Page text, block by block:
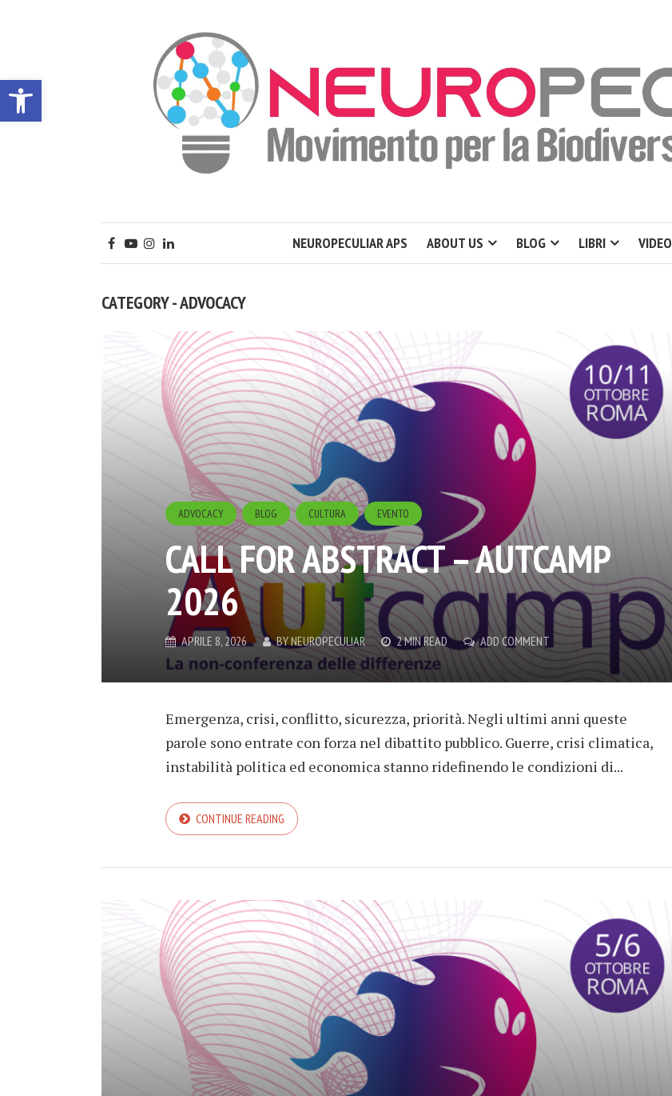
NEUROPECULIAR APS ABOUT US BLOG LIBRI VIDEO
CATEGORY - ADVOCACY
ADVOCACY BLOG CULTURA EVENTO
CALL FOR ABSTRACT – AUTCAMP
2026
APRILE 8, 2026 BYNEUROPECULIAR 2 MIN READ ADD COMMENT
Emergenza, crisi, conflitto, sicurezza, priorità. Negli ultimi anni queste
parole sono entrate con forza nel dibattito pubblico. Guerre, crisi climatica,
instabilità politica ed economica stanno ridefinendo le condizioni di...
CONTINUE READING
Apri la barra degli strumenti